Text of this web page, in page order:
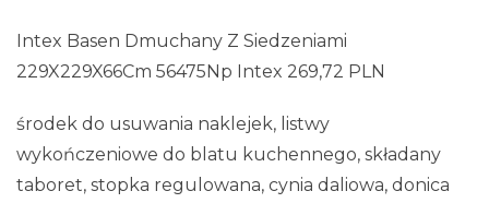
Intex Basen Dmuchany Z Siedzeniami
229X229X66Cm 56475Np Intex 269,72 PLN
środek do usuwania naklejek, listwy
wykończeniowe do blatu kuchennego, składany
taboret, stopka regulowana, cynia daliowa, donica